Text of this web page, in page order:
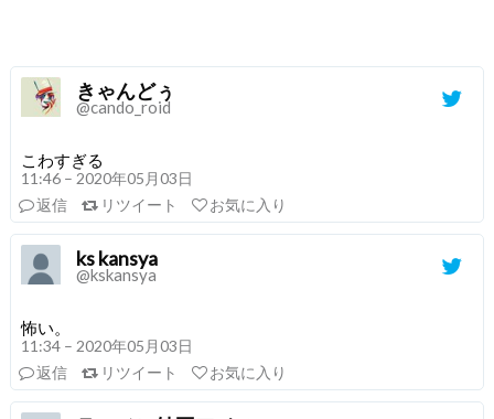
きゃんどぅ
@cando_roid
こわすぎる
11:46 – 2020年05月03日
返信
リツイート お気に入り
ks kansya
@kskansya
怖い。
11:34 – 2020年05月03日
返信
リツイート お気に入り